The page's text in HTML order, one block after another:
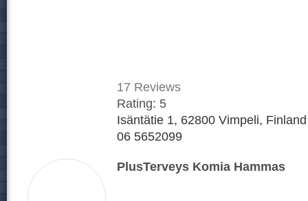
17 Reviews
Rating: 5
Isäntätie 1, 62800 Vimpeli, Finland
06 5652099
PlusTerveys Komia Hammas